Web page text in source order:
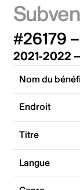
#26179
2021-2022
Nom du
Endroit
Titre
Langue